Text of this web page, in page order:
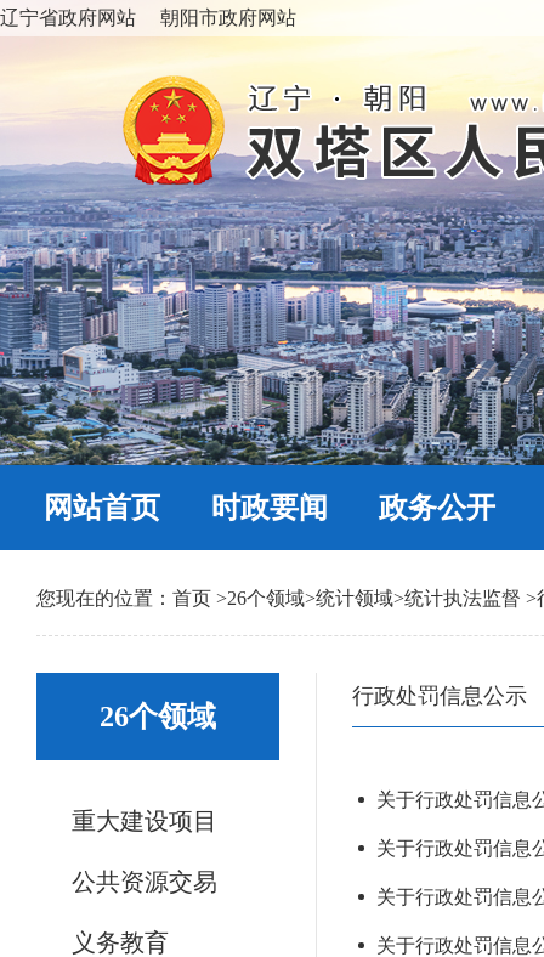
辽宁省政府网站 朝阳市政府网站
网站首页 时政要闻 政务公开
您现在的位置： 首页 >26个领域>统计领域>统计执法监督 >
26个领域
重大建设项目
公共资源交易
义务教育
行政处罚信息公示
关于行政处罚信息
关于行政处罚信息
关于行政处罚信息
关于行政处罚信息